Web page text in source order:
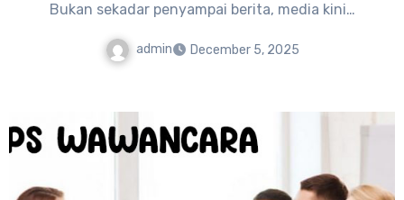
Bukan sekadar penyampai berita, media kini…
admin December 5, 2025